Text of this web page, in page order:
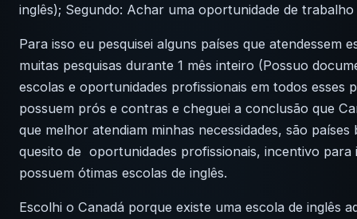
inglês); Segundo: Achar uma oportunidade de
Para isso eu pesquisei alguns países que atendessem
muitas pesquisas durante 1 mês inteiro (Possuo
escolas e oportunidades profissionais em todos esses
possuem prós e contras e cheguei a conclusão que
que melhor atendiam minhas necessidades, são países
quesito de oportunidades profissionais, incentivo para
possuem ótimas escolas de inglês.
Escolhi o Canadá porque existe uma escola de inglês